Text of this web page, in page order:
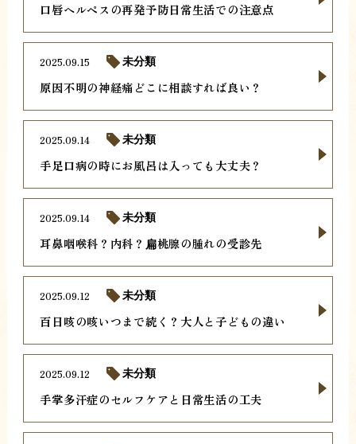
口唇ヘルペスの再発予防日常生活での注意点
原因不明の神経痛どこに相談すれば良い？
2025.09.15 未分類
手足口病の時にお風呂は入っても大丈夫？
2025.09.14 未分類
耳鼻咽喉科？内科？扁桃腺の腫れの受診先
2025.09.14 未分類
百日咳の咳いつまで続く？大人と子どもの違い
2025.09.12 未分類
手掌多汗症のセルフケアと日常生活の工夫
2025.09.12 未分類